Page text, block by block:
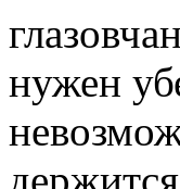
нужен